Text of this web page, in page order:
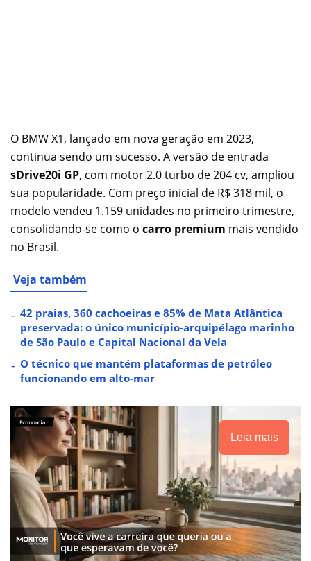
O BMW X1, lançado em nova geração em 2023,
continua sendo um sucesso. A versão de entrada
sDrive20i GP, com motor 2.0 turbo de 204 cv, ampliou
sua popularidade. Com preço inicial de R$ 318 mil, o
modelo vendeu 1.159 unidades no primeiro trimestre,
consolidando-se como o carro premium mais vendido
no Brasil.
Veja também
42 praias, 360 cachoeiras e 85% de Mata Atlântica
preservada: o único município-arquipélago marinho
de São Paulo e Capital Nacional da Vela
O técnico que mantém plataformas de petróleo
funcionando em alto-mar
Leia mais